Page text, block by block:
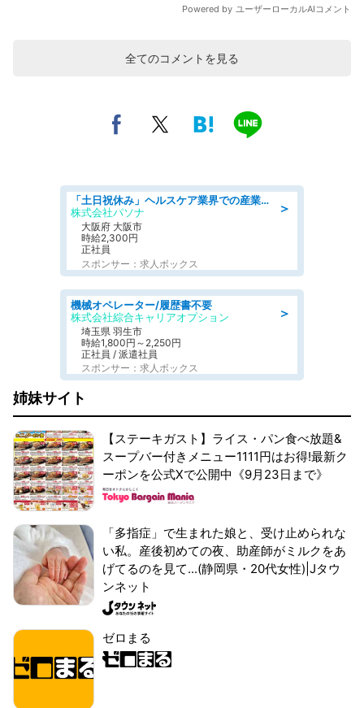
全てのコメントを見る
＞
「土日祝休み」ヘルスケア業界での産業保健師業務/看護師/高時給/要資格:正看護師
株式会社パソナ
大阪府 大阪市
時給2,300円
正社員
スポンサー：求人ボックス
＞
機械オペレーター/履歴書不要
株式会社綜合キャリアオプション
埼玉県 羽生市
時給1,800円～2,250円
正社員 / 派遣社員
スポンサー：求人ボックス
姉妹サイト
【ステーキガスト】ライス・パン食べ放題&
スープバー付きメニュー1111円はお得!最新ク
ーポンを公式Xで公開中《9月23日まで》
「多指症」で生まれた娘と、受け止められな
い私。産後初めての夜、助産師がミルクをあ
げてるのを見て...(静岡県・20代女性)|Jタウ
ンネット
ゼロまる